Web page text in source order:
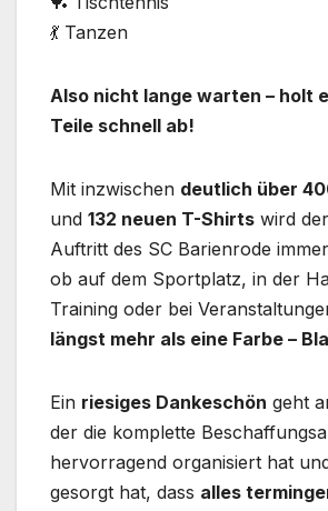
💃 Tanzen
Also nicht lange warten – holt
Teile schnell ab!
Mit inzwischen deutlich über
und 132 neuen T-Shirts wird
Auftritt des SC Barienrode
ob auf dem Sportplatz, in der
Training oder bei
längst mehr als eine Farbe –
Ein riesiges Dankeschön geht
der die komplette
hervorragend organisiert hat
gesorgt hat, dass alles